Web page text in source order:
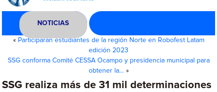
NOTICIAS
« Participarán estudiantes de la región Norte en Robofest Latam
edición 2023
SSG conforma Comité CESSA Ocampo y presidencia municipal para
obtener la… »
SSG realiza más de 31 mil determinaciones